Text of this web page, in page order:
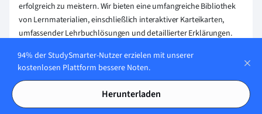
erfolgreich zu meistern. Wir bieten eine umfangreiche Bibliothek
von Lernmaterialien, einschließlich interaktiver Karteikarten,
umfassender Lehrbuchlösungen und detaillierter Erklärungen.
Verfügung stellen, helfen Schülern, ihre eigenen Lernmaterialien
zu erstellen. Die Inhalte von StudySmarter sind nicht nur von
Experten geprüft, sondern werden auch regelmäßig aktualisiert,
um Genauigkeit und Relevanz zu gewährleisten.
94% der StudySmarter-Nutzer erzielen mit unserer
kostenlosen Plattform bessere Noten.
Herunterladen